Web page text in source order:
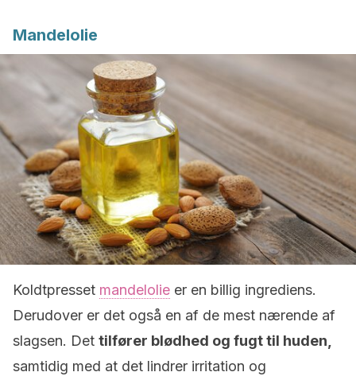
Mandelolie
Koldtpresset mandelolie er en billig ingrediens.
Derudover er det også en af de mest nærende af
slagsen. Det tilfører blødhed og fugt til huden,
samtidig med at det lindrer irritation og